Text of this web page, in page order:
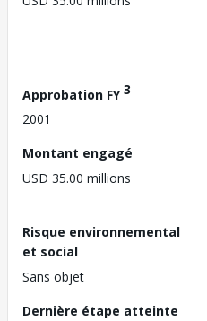
Approbation FY3
2001
Montant engagé
USD 35.00 millions
Risque environnemental
et social
Sans objet
Dernière étape atteinte